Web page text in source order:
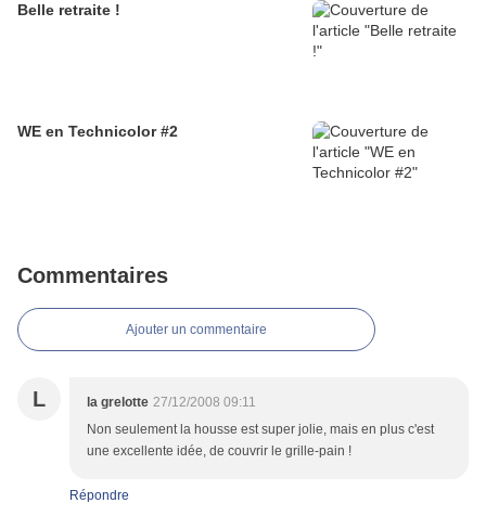
Belle retraite !
WE en Technicolor #2
Commentaires
Ajouter un commentaire
L la grelotte 27/12/2008 09:11
Non seulement la housse est super jolie, mais en plus c'est
une excellente idée, de couvrir le grille-pain !
Répondre